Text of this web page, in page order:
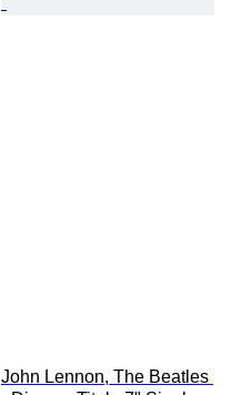
John Lennon, The Beatles